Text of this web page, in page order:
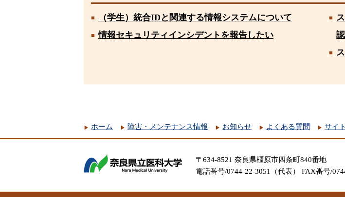
（学生）統合IDと関連する情報システムについて
情報セキュリティインシデントを報告したい
ホーム 障害・メンテナンス情報 お知らせ よくある質問 サイ
〒634-8521 奈良県橿原市四条町840番地
電話番号/0744-22-3051（代表） FAX番号/